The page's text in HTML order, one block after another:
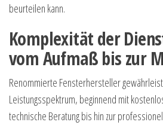
beurteilen kann.
Komplexität der
vom Aufmaß bis zur
Renommierte Fensterhersteller
Leistungsspektrum, beginnend mit
technische Beratung bis hin zur